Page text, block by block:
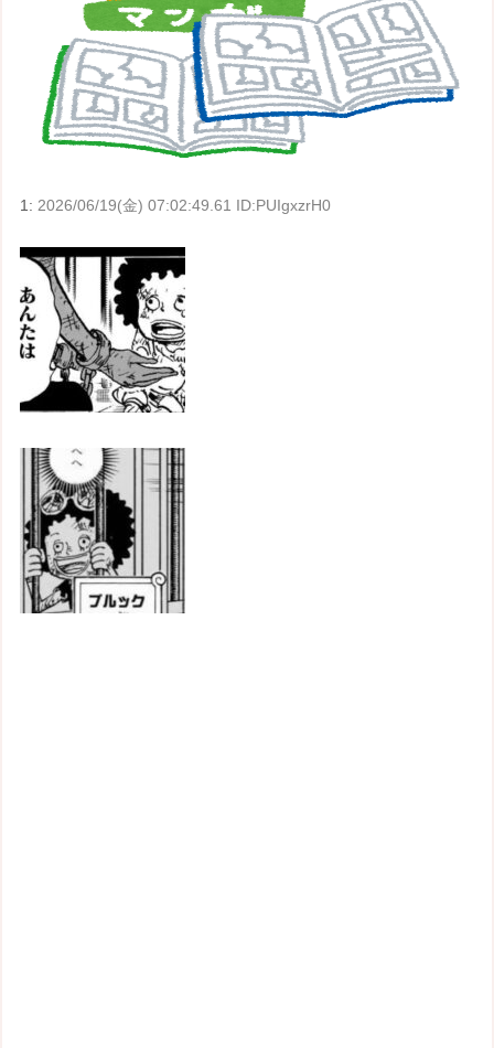
1: 2026/06/19(金) 07:02:49.61 ID:PUIgxzrH0